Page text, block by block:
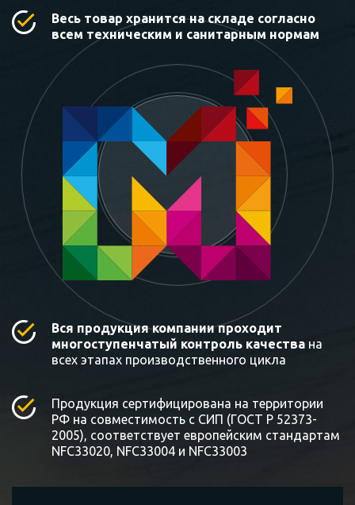
Весь товар хранится на складе согласно
всем техническим и санитарным нормам
Вся продукция компании проходит
многоступенчатый контроль качества на
всех этапах производственного цикла
Продукция сертифицирована на территории
РФ на совместимость с СИП (ГОСТ Р 52373-
2005), соответствует европейским стандартам
NFC33020, NFC33004 и NFC33003